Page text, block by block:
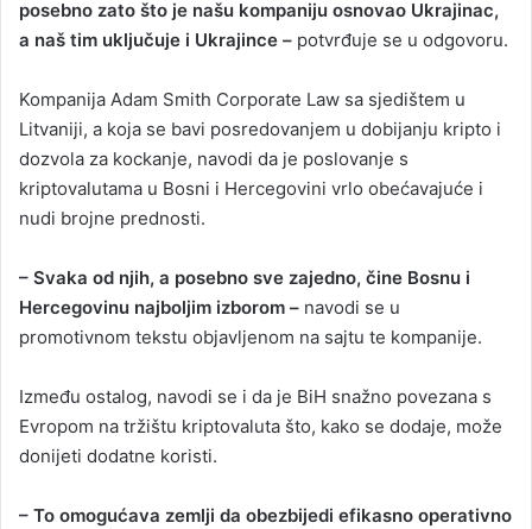
posebno zato što je našu kompaniju osnovao Ukrajinac,
a naš tim uključuje i Ukrajince – potvrđuje se u odgovoru.
Kompanija Adam Smith Corporate Law sa sjedištem u
Litvaniji, a koja se bavi posredovanjem u dobijanju kripto i
dozvola za kockanje, navodi da je poslovanje s
kriptovalutama u Bosni i Hercegovini vrlo obećavajuće i
nudi brojne prednosti.
– Svaka od njih, a posebno sve zajedno, čine Bosnu i
Hercegovinu najboljim izborom – navodi se u
promotivnom tekstu objavljenom na sajtu te kompanije.
Između ostalog, navodi se i da je BiH snažno povezana s
Evropom na tržištu kriptovaluta što, kako se dodaje, može
donijeti dodatne koristi.
– To omogućava zemlji da obezbijedi efikasno operativno